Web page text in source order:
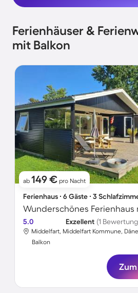
Ferienhäuser &
mit Balkon
ab 149 € pro Nacht
Ferienhaus ∙ 6 Gäste ∙ 3
5.0 Exzellent (1
Middelfart, Middelfart Kommune,
Balkon